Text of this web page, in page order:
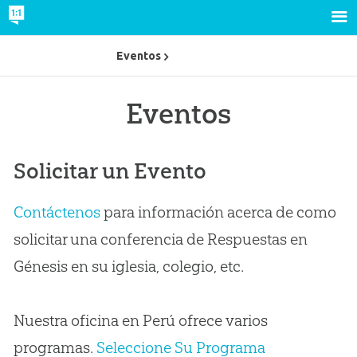
Eventos
Solicitar un Evento
Contáctenospara información acerca de como
solicitar una conferencia de Respuestas en
Génesis en su iglesia, colegio, etc.
Nuestra oficina en Perú ofrece varios
programas. Seleccione Su Programa
Eventos